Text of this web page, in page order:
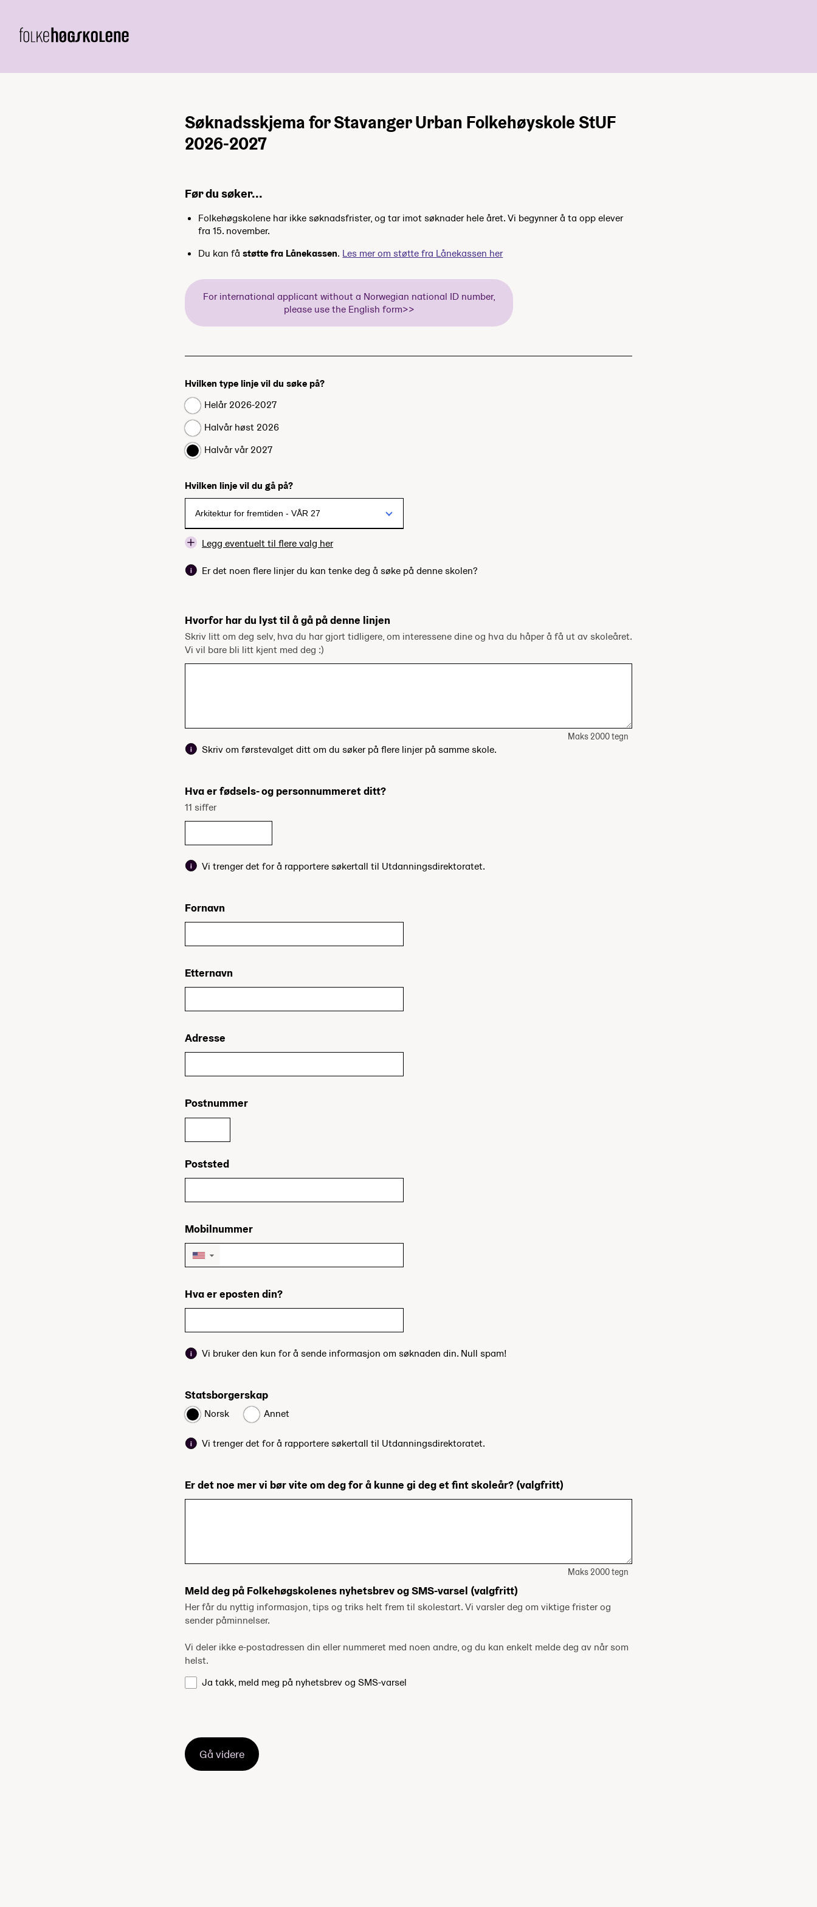
Søknadsskjema for Stavanger Urban Folkehøyskole StUF
2026-2027
Før du søker...
Folkehøgskolene har ikke søknadsfrister, og tar imot søknader hele året. Vi begynner å ta opp elever
fra 15. november.
Du kan fåstøtte fra Lånekassen. Les mer om støtte fra Lånekassen her
For international applicant without a Norwegian national ID number,
please use the English form>>
Hvilken type linje vil du søke på?
Helår 2026-2027
Halvår høst 2026
Halvår vår 2027
Hvilken linje vil du gå på?
Legg eventuelt til flere valg her
Er det noen flere linjer du kan tenke deg å søke på denne skolen?
Hvorfor har du lyst til å gå på denne linjen
Skriv litt om deg selv, hva du har gjort tidligere, om interessene dine og hva du håper å få ut av skoleåret.
Vi vil bare bli litt kjent med deg :)
Maks 2000 tegn
Skriv om førstevalget ditt om du søker på flere linjer på samme skole.
Hva er fødsels- og personnummeret ditt?
11 siffer
Vi trenger det for å rapportere søkertall til Utdanningsdirektoratet.
Fornavn
Etternavn
Adresse
Postnummer
Poststed
Mobilnummer
▼
Hva er eposten din?
Vi bruker den kun for å sende informasjon om søknaden din. Null spam!
Statsborgerskap
Norsk Annet
Vi trenger det for å rapportere søkertall til Utdanningsdirektoratet.
Er det noe mer vi bør vite om deg for å kunne gi deg et fint skoleår? (valgfritt)
Maks 2000 tegn
Meld deg på Folkehøgskolenes nyhetsbrev og SMS-varsel (valgfritt)
Her får du nyttig informasjon, tips og triks helt frem til skolestart. Vi varsler deg om viktige frister og
sender påminnelser.
Vi deler ikke e-postadressen din eller nummeret med noen andre, og du kan enkelt melde deg av når som
helst.
Ja takk, meld meg på nyhetsbrev og SMS-varsel
Gå videre